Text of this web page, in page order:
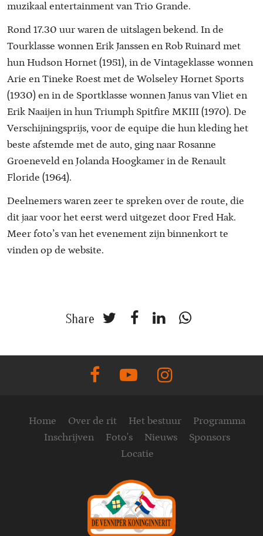
muzikaal entertainment van Trio Grande.
Rond 17.30 uur waren de uitslagen bekend. In de
Tourklasse wonnen Erik Janssen en Rob Ruinard met
hun Hudson Hornet (1951), in de Vintageklasse wonnen
Arie en Tineke Roest met de Wolseley Hornet Sports
(1930) en in de Sportklasse wonnen Janus van Vliet en
Erik Naaijen in hun Triumph Spitfire MKIII (1970). De
Verschijningsprijs, voor de equipe die hun kleding het
beste afstemde met de auto, ging naar Rosanne
Groeneveld en Jolanda Hoogkamer in de Renault
Floride (1964).
Deelnemers waren zeer te spreken over de route, die
dit jaar voor het eerst werd uitgezet door Fred Hak.
Meer foto’s van het evenement zijn binnenkort te
vinden op de website.
Share
Home Over de rit Het bestuur
Programma
Inschrijven
Foto's Nieuws
Sponsors
Locatie